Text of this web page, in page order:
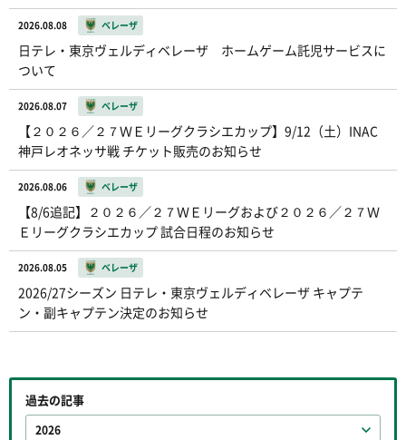
2026.08.08 ベレーザ
日テレ・東京ヴェルディベレーザ ホームゲーム託児サービスに
ついて
2026.08.07 ベレーザ
【２０２６／２７ＷＥリーグクラシエカップ】9/12（土）INAC
神戸レオネッサ戦 チケット販売のお知らせ
2026.08.06 ベレーザ
【8/6追記】２０２６／２７ＷＥリーグおよび２０２６／２７Ｗ
Ｅリーグクラシエカップ 試合日程のお知らせ
2026.08.05 ベレーザ
2026/27シーズン 日テレ・東京ヴェルディベレーザ キャプテ
ン・副キャプテン決定のお知らせ
過去の記事
2026